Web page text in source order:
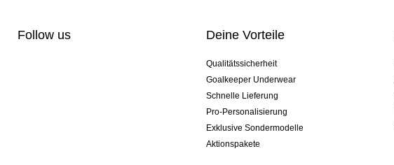
Follow us Deine Vorteile
Qualitätssicherheit
Goalkeeper Underwear
Schnelle Lieferung
Pro-Personalisierung
Exklusive Sondermodelle
Aktionspakete